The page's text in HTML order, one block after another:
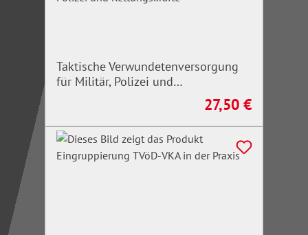
Taktische Verwundetenversorgung
für Militär, Polizei und
Regulärer Preis:
27,50 €